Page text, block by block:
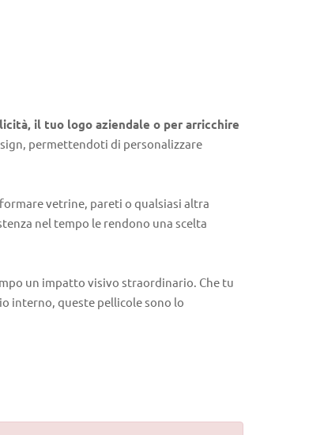
il tuo logo aziendale o per arricchire
permettendoti di personalizzare
vetrine, pareti o qualsiasi altra
nel tempo le rendono una scelta
un impatto visivo straordinario. Che tu
interno, queste pellicole sono lo